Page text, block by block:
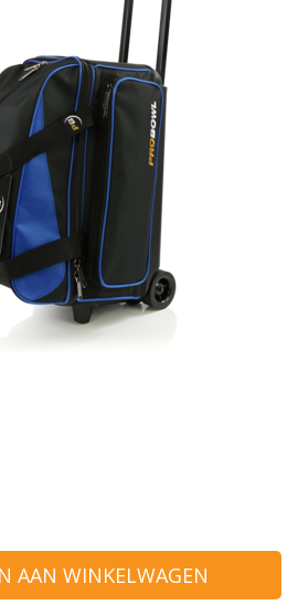
AAN WINKELWAGEN